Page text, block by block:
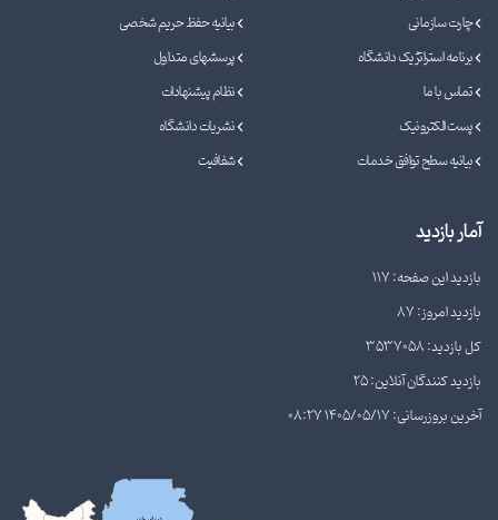
چارت سازمانی
بیانیه حفظ حریم شخصی
برنامه استراتژیک دانشگاه
پرسشهای متداول
تماس با ما
نظام پیشنهادات
پست الکترونیک
نشریات دانشگاه
بیانیه سطح توافق خدمات
شفافیت
آمار بازدید
بازدید این صفحه: 117
بازدید امروز: 87
کل بازدید: 3537058
بازدید کنندگان آنلاین: 25
آخرین بروزرسانی: 1405/05/17 08:27